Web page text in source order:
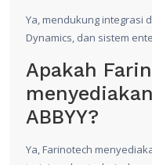
Ya, mendukung integrasi
Dynamics, dan sistem
Apakah
ABBYY?
Ya, Farinotech